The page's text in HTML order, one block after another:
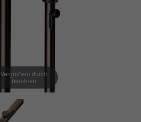
Vergrößern durch
berühren